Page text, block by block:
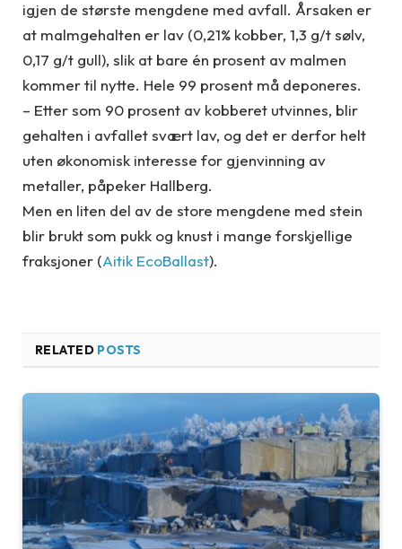
igjen de største mengdene med avfall. Årsaken er
at malmgehalten er lav (0,21% kobber, 1,3 g/t sølv,
0,17 g/t gull), slik at bare én prosent av malmen
kommer til nytte. Hele 99 prosent må deponeres.
– Etter som 90 prosent av kobberet utvinnes, blir
gehalten i avfallet svært lav, og det er derfor helt
uten økonomisk interesse for gjenvinning av
metaller, påpeker Hallberg.
Men en liten del av de store mengdene med stein
blir brukt som pukk og knust i mange forskjellige
fraksjoner (Aitik EcoBallast).
RELATED POSTS